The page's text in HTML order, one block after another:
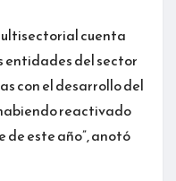
cuenta
entidades del sector
con el desarrollo del
reactivado
de este año”, anotó